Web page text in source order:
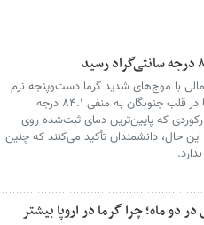
با موج‌های شدید گرما دست‌وپنجه نرم
می‌کند، دمای هوای ایستگاه تحقیقاتی کنکوردیا در قلب جنوبگان به منفی ۸۴.۱ درجه
رسید. رکوردی که پایین‌ترین دمای ثبت‌شده روی
با این حال، دانشمندان تأکید می‌کنند که چنین
۲۷۰۰ قربانی در دو ماه؛ چرا گرما در اروپا بیشتر